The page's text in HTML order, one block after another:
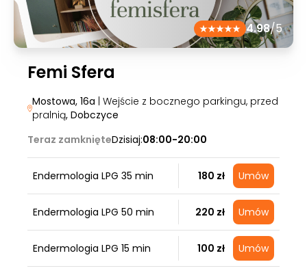
4.98/5
Femi Sfera
Mostowa, 16a | Wejście z bocznego parkingu, przed
pralnią, Dobczyce
Teraz zamknięteDzisiaj:08:00-20:00
Endermologia LPG 35 min 180 zł Umów
Endermologia LPG 50 min 220 zł Umów
Endermologia LPG 15 min 100 zł Umów